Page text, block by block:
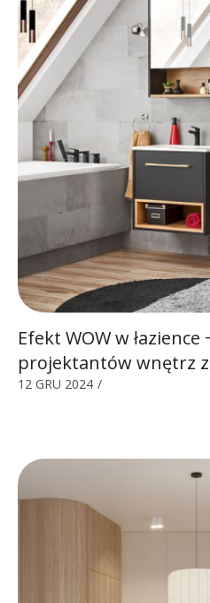
Efekt WOW w
projektantów wnętrz
12 GRU 2024 /